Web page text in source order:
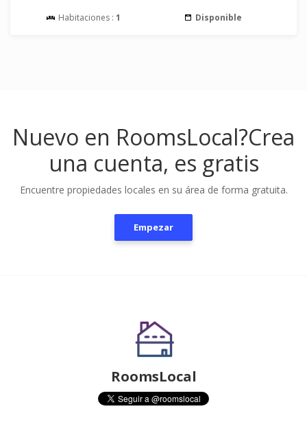
Habitaciones : 1 Disponible
Nuevo en RoomsLocal?Crea
una cuenta, es gratis
Encuentre propiedades locales en su área de forma gratuita.
Empezar
RoomsLocal